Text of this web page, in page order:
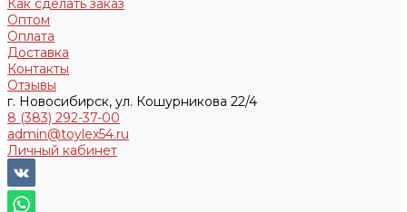
Как сделать заказ
Оптом
Оплата
Доставка
Контакты
Отзывы
г. Новосибирск, ул. Кошурникова 22/4
8 (383) 292-37-00
admin@toylex54.ru
Личный кабинет